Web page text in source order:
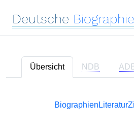
Deutsche Biographie
Übersicht NDB
Biographien Literatur